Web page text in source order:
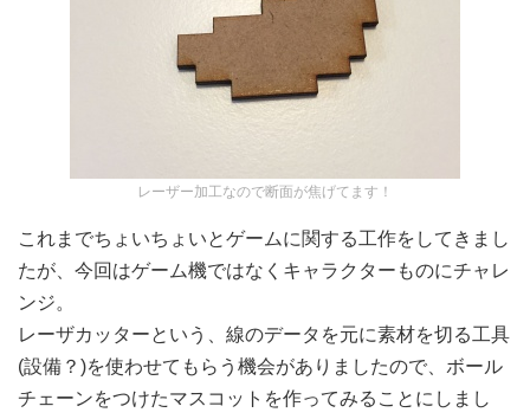
レーザー加工なので断面が焦げてます！
これまでちょいちょいとゲームに関する工作をしてきまし
たが、今回はゲーム機ではなくキャラクターものにチャレ
ンジ。
レーザカッターという、線のデータを元に素材を切る工具
(設備？)を使わせてもらう機会がありましたので、ボール
チェーンをつけたマスコットを作ってみることにしまし